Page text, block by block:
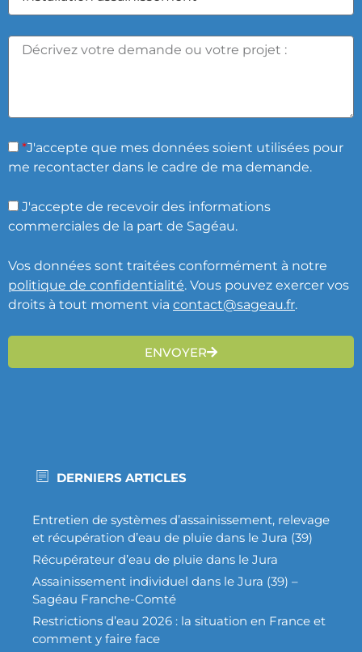
*J'accepte que mes données soient utilisées pour
me recontacter dans le cadre de ma demande.
J'accepte de recevoir des informations
commerciales de la part de Sagéau.
Vos données sont traitées conformément à notre
politique de confidentialité. Vous pouvez exercer vos
droits à tout moment via contact@sageau.fr.
ENVOYER
DERNIERS ARTICLES
Entretien de systèmes d’assainissement, relevage
et récupération d’eau de pluie dans le Jura (39)
Récupérateur d’eau de pluie dans le Jura
Assainissement individuel dans le Jura (39) –
Sagéau Franche-Comté
Restrictions d’eau 2026 : la situation en France et
comment y faire face